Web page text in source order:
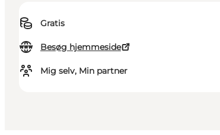
Gratis
Besøg hjemmeside
Mig selv, Min partner